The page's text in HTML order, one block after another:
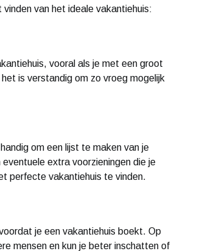
van het ideale vakantiehuis:
vooral als je met een groot
is verstandig om zo vroeg mogelijk
om een lijst te maken van je
extra voorzieningen die je
perfecte vakantiehuis te vinden.
je een vakantiehuis boekt. Op
mensen en kun je beter inschatten of